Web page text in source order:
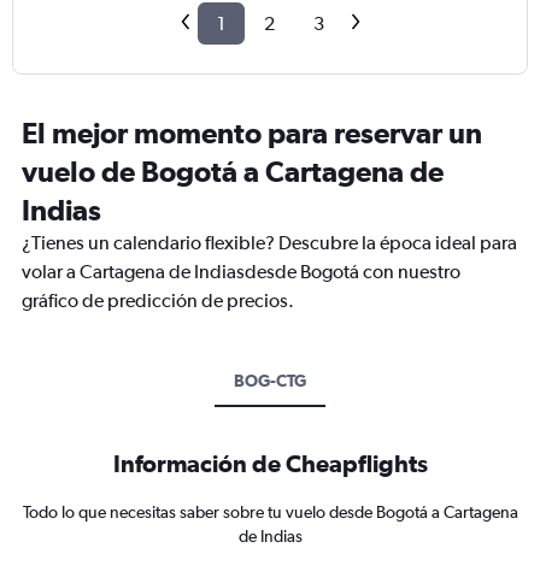
1 2 3
El mejor momento para reservar un
vuelo de Bogotá a Cartagena de
Indias
¿Tienes un calendario flexible? Descubre la época ideal para
volar a Cartagena de Indiasdesde Bogotá con nuestro
gráfico de predicción de precios.
BOG-CTG
Información de Cheapflights
Todo lo que necesitas saber sobre tu vuelo desde Bogotá a Cartagena
de Indias